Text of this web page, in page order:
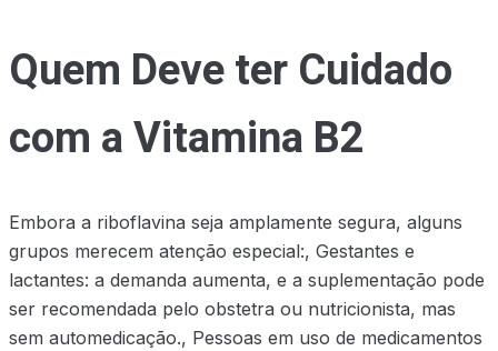
Quem Deve ter Cuidado
com a Vitamina B2
Embora a riboflavina seja amplamente segura, alguns
grupos merecem atenção especial:, Gestantes e
lactantes: a demanda aumenta, e a suplementação pode
ser recomendada pelo obstetra ou nutricionista, mas
sem automedicação., Pessoas em uso de medicamentos